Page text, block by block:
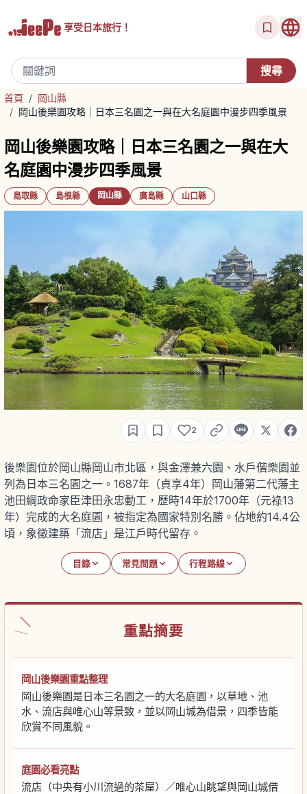
享受日本旅行！
首頁 / 岡山縣
/ 岡山後樂園攻略｜日本三名園之一與在大名庭園中漫步四季風景
岡山後樂園攻略｜日本三名園之一與在大
名庭園中漫步四季風景
鳥取縣 島根縣 岡山縣 廣島縣 山口縣
2
後樂園位於岡山縣岡山市北區，與金澤兼六園、水戶偕樂園並
列為日本三名園之一。1687年（貞享4年）岡山藩第二代藩主
池田綱政命家臣津田永忠動工，歷時14年於1700年（元祿13
年）完成的大名庭園，被指定為國家特別名勝。佔地約14.4公
頃，象徵建築「流店」是江戶時代留存。
目錄 常見問題 行程路線
重點摘要
岡山後樂園重點整理
岡山後樂園是日本三名園之一的大名庭園，以草地、池
水、流店與唯心山等景致，並以岡山城為借景，四季皆能
欣賞不同風貌。
庭園必看亮點
流店（中央有小川流過的茶屋）／唯心山眺望與岡山城借